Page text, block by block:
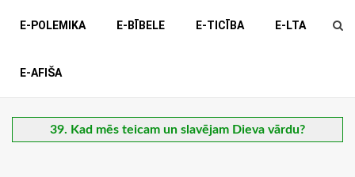
E-POLEMIKA E-BĪBELE E-TICĪBA E-LTA
E-AFIŠA
39. Kad mēs teicam un slavējam Dieva vārdu?